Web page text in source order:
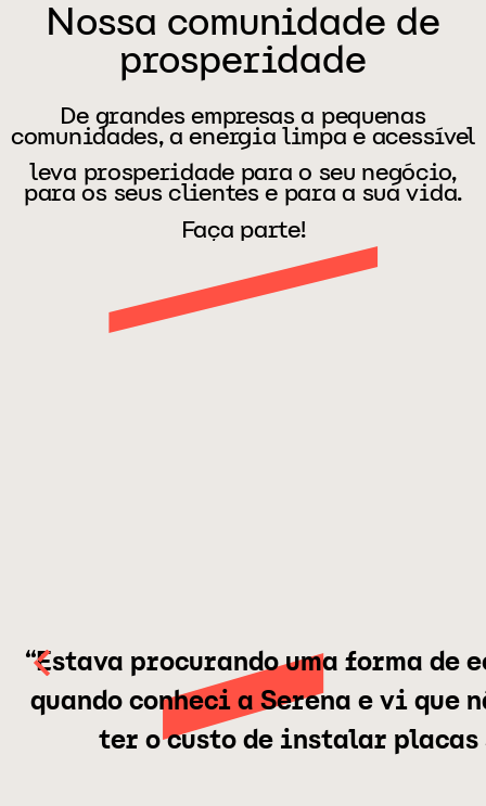
Nossa comunidade de
prosperidade
De grandes empresas a pequenas
comunidades, a energia limpa e acessível
leva prosperidade para o seu negócio,
para os seus clientes e para a sua vida.
Faça parte!
“Estava procurando uma forma de
quando conheci a Serena e vi que
ter o custo de instalar placas